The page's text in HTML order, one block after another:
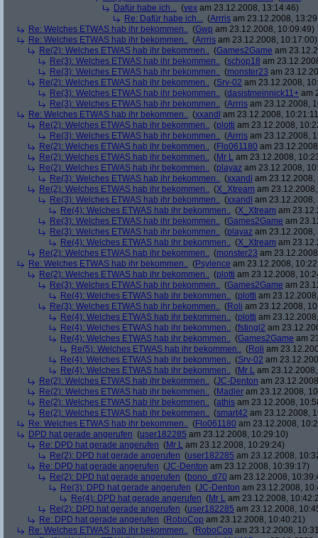
Dafür habe ich... (vex am 23.12.2008, 13:14:46)
Re: Dafür habe ich... (Arrris am 23.12.2008,
Re: Welches ETWAS hab ihr bekommen.. (Gwp am 23.12.2008, 10:09:49)
Re: Welches ETWAS hab ihr bekommen.. (Arrris am 23.12.2008, 10:17:00)
Re(2): Welches ETWAS hab ihr bekommen.. (Games2Game am
Re(3): Welches ETWAS hab ihr bekommen.. (schop18 am
Re(3): Welches ETWAS hab ihr bekommen.. (monster23 am
Re(2): Welches ETWAS hab ihr bekommen.. (Srv-02 am 23.12.2008,
Re(3): Welches ETWAS hab ihr bekommen.. (dasistmeinnick11+ am
Re(3): Welches ETWAS hab ihr bekommen.. (Arrris am 23.12.2008,
Re: Welches ETWAS hab ihr bekommen.. (xxandl am 23.12.2008,
Re(2): Welches ETWAS hab ihr bekommen.. (plotti am 23.12.2008,
Re(3): Welches ETWAS hab ihr bekommen.. (Arrris am 23.12.2008,
Re(2): Welches ETWAS hab ihr bekommen.. (Flo061180 am
Re(2): Welches ETWAS hab ihr bekommen.. (Mr L am 23.12.2008,
Re(2): Welches ETWAS hab ihr bekommen.. (playaz am 23.12.2008,
Re(3): Welches ETWAS hab ihr bekommen.. (xxandl am 23.12.2008,
Re(2): Welches ETWAS hab ihr bekommen.. (X_Xtream am
Re(3): Welches ETWAS hab ihr bekommen.. (xxandl am 23.12.2008,
Re(4): Welches ETWAS hab ihr bekommen.. (X_Xtream am
Re(3): Welches ETWAS hab ihr bekommen.. (Games2Game am
Re(3): Welches ETWAS hab ihr bekommen.. (playaz am 23.12.2008,
Re(4): Welches ETWAS hab ihr bekommen.. (X_Xtream am
Re(2): Welches ETWAS hab ihr bekommen.. (monster23 am
Re: Welches ETWAS hab ihr bekommen.. (Psylence am 23.12.2008,
Re(2): Welches ETWAS hab ihr bekommen.. (plotti am 23.12.2008,
Re(3): Welches ETWAS hab ihr bekommen.. (Games2Game am
Re(4): Welches ETWAS hab ihr bekommen.. (plotti am
Re(3): Welches ETWAS hab ihr bekommen.. (Roli am 23.12.2008,
Re(4): Welches ETWAS hab ihr bekommen.. (plotti am
Re(4): Welches ETWAS hab ihr bekommen.. (fstingl2 am
Re(4): Welches ETWAS hab ihr bekommen.. (Games2Game am
Re(5): Welches ETWAS hab ihr bekommen.. (Roli am
Re(4): Welches ETWAS hab ihr bekommen.. (Srv-02 am
Re(4): Welches ETWAS hab ihr bekommen.. (Mr L am
Re(2): Welches ETWAS hab ihr bekommen.. (JC-Denton am
Re(2): Welches ETWAS hab ihr bekommen.. (Madler am 23.12.2008,
Re(2): Welches ETWAS hab ihr bekommen.. (athis am 23.12.2008,
Re(2): Welches ETWAS hab ihr bekommen.. (smart42 am 23.12.2008,
Re: Welches ETWAS hab ihr bekommen.. (Flo061180 am 23.12.2008,
DPD hat gerade angerufen (user182285 am 23.12.2008, 10:29:10)
Re: DPD hat gerade angerufen (Mr L am 23.12.2008, 10:29:24)
Re(2): DPD hat gerade angerufen (user182285 am 23.12.2008,
Re: DPD hat gerade angerufen (JC-Denton am 23.12.2008, 10:39:17)
Re(2): DPD hat gerade angerufen (bono_d70 am 23.12.2008,
Re(3): DPD hat gerade angerufen (JC-Denton am 23.12.2008,
Re(4): DPD hat gerade angerufen (Mr L am 23.12.2008,
Re(2): DPD hat gerade angerufen (user182285 am 23.12.2008,
Re: DPD hat gerade angerufen (RoboCop am 23.12.2008, 10:40:21)
Re: Welches ETWAS hab ihr bekommen.. (RoboCop am 23.12.2008,